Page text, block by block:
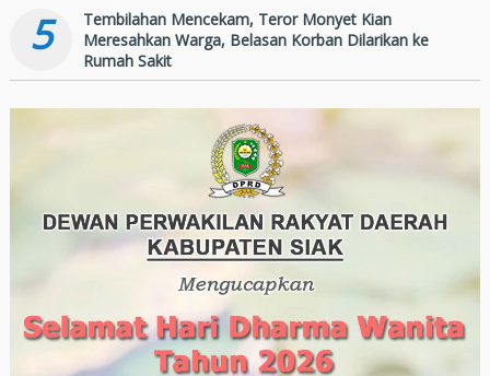
5
Tembilahan Mencekam, Teror Monyet Kian
Meresahkan Warga, Belasan Korban Dilarikan ke
Rumah Sakit